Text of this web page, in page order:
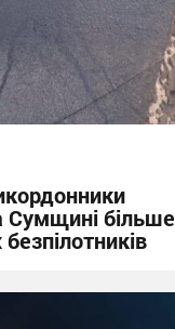
більше